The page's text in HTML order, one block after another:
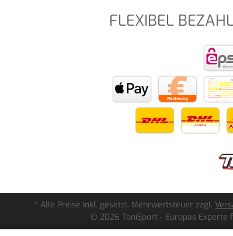
FLEXIBEL
* Alle Preise inkl. gesetzl. Mehrwertsteuer zzgl.
© 2026 ToniSport - Europas Experte